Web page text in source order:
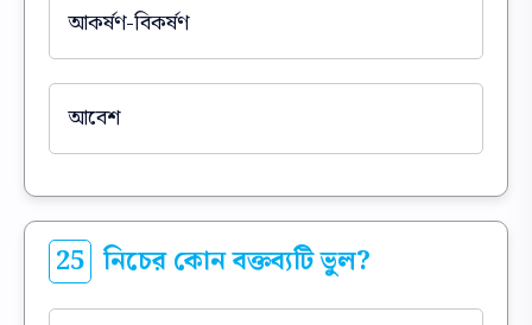
আকর্ষণ-বিকর্ষণ
আবেশ
25 নিচের কোন বক্তব্যটি ভুল?